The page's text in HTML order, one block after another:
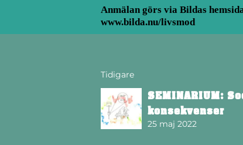
Anmälan görs via Bildas
www.bilda.nu/livsmod
Tidigare
SEMINARIUM:
konsekvenser
25 maj 2022